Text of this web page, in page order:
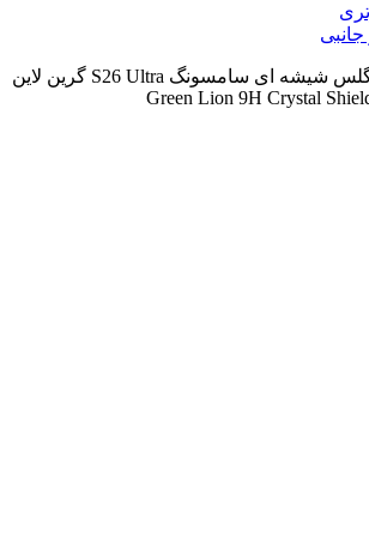
/ گلس شیشه ای سامسونگ S26 Ultra گرین لاین
Green Lion 9H Crystal